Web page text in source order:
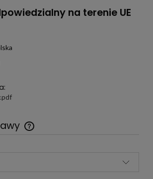
na terenie UE
już od 299 zł